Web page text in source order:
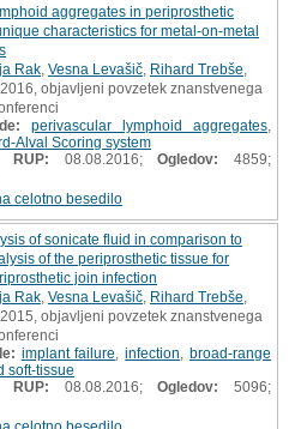
aggregates in periprosthetic
characteristics for metal-on-metal
Rak Vesna Levašič Rihard Trebše
objavljeni povzetek znanstvenega
perivascular lymphoid aggregates
Alval Scoring system
RUP: 08.08.2016;Ogledov:
4859;
celotno besedilo
of sonicate fluid in comparison to
of the periprosthetic tissue for
join infection
Rak Vesna Levašič Rihard Trebše
objavljeni povzetek znanstvenega
implant failure ,infection ,broad-range
soft-tissue
RUP: 08.08.2016;Ogledov:
5096;